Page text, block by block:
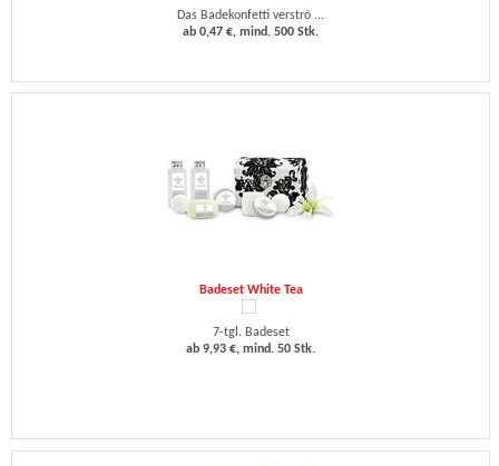
Das Badekonfetti verströ ...
ab 0,47 €, mind. 500 Stk.
Badeset White Tea
7-tgl. Badeset
ab 9,93 €, mind. 50 Stk.